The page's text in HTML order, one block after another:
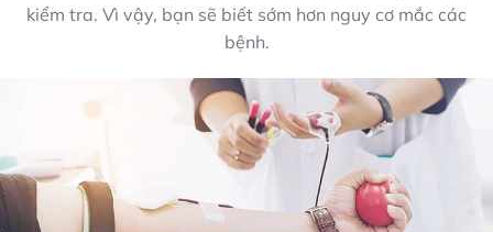
kiểm tra. Vì vậy, bạn sẽ biết sớm hơn nguy cơ mắc các
bệnh.